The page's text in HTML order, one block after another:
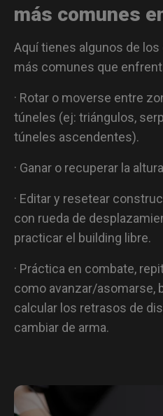
más comunes
Aquí tienes algunos de
más comunes que
· Rotar o moverse entre
túneles (ej: triángulos,
túneles ascendentes).
· Ganar o recuperar la
· Editar y resetear
con rueda de
practicar el building libre.
· Práctica en combate,
como avanzar/asomarse,
calcular los retrasos de
cambiar de arma.